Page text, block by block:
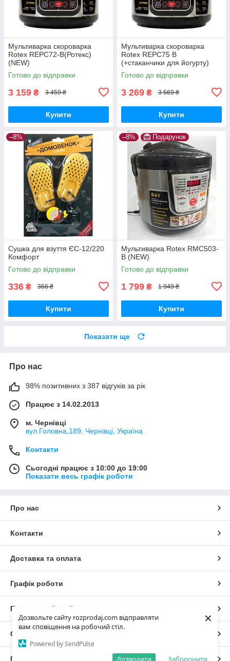
Дозвольте сайту rozprodaj.com відправляти
вам сповіщення на робочий стіл.
Powered by SendPulse
Заборонити
Дозволити
×
Мультиварка скороварка
Rotex REPC72-B(Ротекс)
(NEW)
Готово до відправки
3 159 ₴ 3 459 ₴
Купити
Мультиварка скороварка
Rotex REPC75 B
(+стаканчики для йогурту)
Готово до відправки
3 269 ₴ 3 569 ₴
Купити
–8%
Сушка для взуття ЄС-12/220
Комфорт
Готово до відправки
336 ₴ 366 ₴
Купити
–8% Подарунок
Мультиварка Rotex RMC503-
B (NEW)
Готово до відправки
1 799 ₴ 1 949 ₴
Купити
Показати ще
Про нас
98% позитивних з 387 відгуків за рік
Працює з 14.02.2013
м. Чернівці
вул.Головна,189, Чернівці, Україна
Контакти
Сьогодні працює з 10:00 до 19:00
Показати весь графік роботи
Про нас
Контакти
Доставка та оплата
Графік роботи
Повна версія сайту
Сайт створено на маркетплейсі
Політика конфіденційності